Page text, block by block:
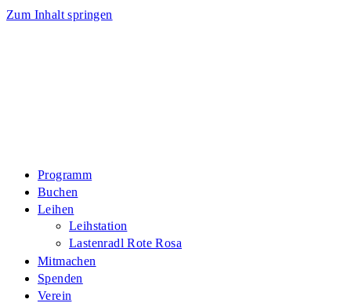
Zum Inhalt springen
Programm
Buchen
Leihen
Leihstation
Lastenradl Rote Rosa
Mitmachen
Spenden
Verein